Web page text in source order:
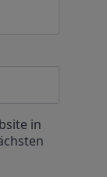
in